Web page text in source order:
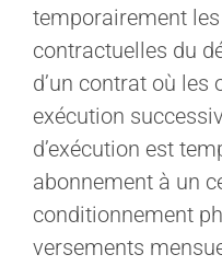
temporairement
contractuelles du
d’un contrat où les
exécution
d’exécution est
abonnement à un
conditionnement
versements